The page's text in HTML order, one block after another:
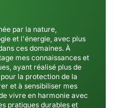
par la nature,
et l'énergie, avec plus
ces domaines. À
mes connaissances et
ayant réalisé plus de
la protection de la
et à sensibiliser mes
vivre en harmonie avec
pratiques durables et